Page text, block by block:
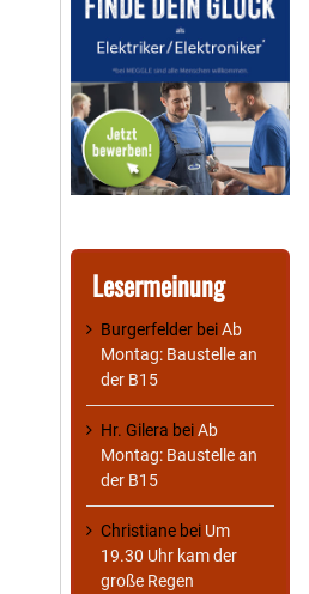
Lesermeinung
Burgerfelder beiAb
Montag: Baustelle an
der B15
Hr. Gilera beiAb
Montag: Baustelle an
der B15
Christiane bei Um
19.30 Uhr kam der
große Regen